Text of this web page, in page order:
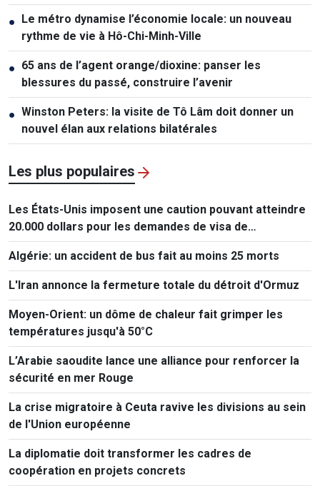
● Le métro dynamise l’économie locale: un nouveau
rythme de vie à Hô-Chi-Minh-Ville
● 65 ans de l’agent orange/dioxine: panser les
blessures du passé, construire l’avenir
● Winston Peters: la visite de Tô Lâm doit donner un
nouvel élan aux relations bilatérales
Les plus populaires
Les États-Unis imposent une caution pouvant atteindre
20.000 dollars pour les demandes de visa de
ressortissants de 50 pays
Algérie: un accident de bus fait au moins 25 morts
L'Iran annonce la fermeture totale du détroit d'Ormuz
Moyen-Orient: un dôme de chaleur fait grimper les
températures jusqu'à 50°C
L’Arabie saoudite lance une alliance pour renforcer la
sécurité en mer Rouge
La crise migratoire à Ceuta ravive les divisions au sein
de l'Union européenne
La diplomatie doit transformer les cadres de
coopération en projets concrets